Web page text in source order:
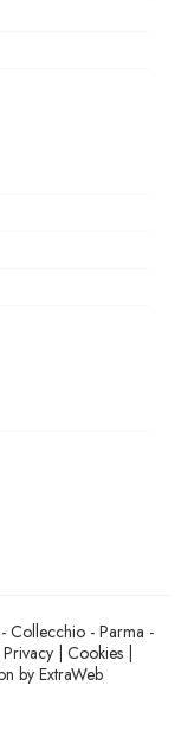
Collecchio - Parma -
Privacy| Cookies|
byExtraWeb